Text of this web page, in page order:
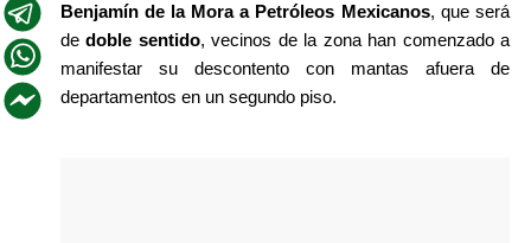
Benjamín de la Mora a Petróleos Mexicanos, que será
de doble sentido, vecinos de la zona han comenzado a
manifestar su descontento con mantas afuera de
departamentos en un segundo piso.